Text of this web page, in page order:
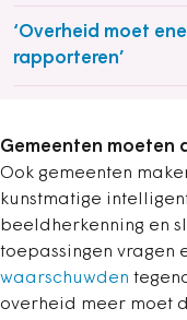
‘Overheid moet
rapporteren’
Gemeenten moeten
Ook gemeenten
kunstmatige
beeldherkenning en
toepassingen vragen
waarschuwden
overheid meer moet